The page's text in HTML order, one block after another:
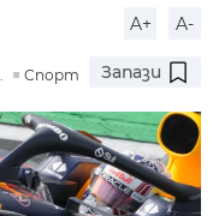
A+ A-
Спорт Запази